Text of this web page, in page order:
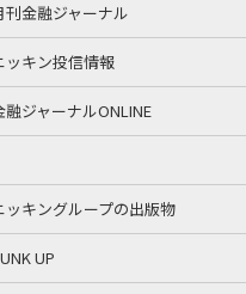
刊金融ジャーナル
ッキン投信情報
融ジャーナルONLINE
ッキングループの出版物
UP